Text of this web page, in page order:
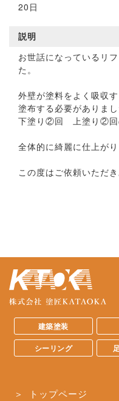
20日
説明
お世話になっているリ
た。
外壁が塗料をよく吸収
塗布する必要がありまし
下塗り②回 上塗り②回
全体的に綺麗に仕上が
この度はご依頼いただ
建築塗装
シーリング
＞ トップページ